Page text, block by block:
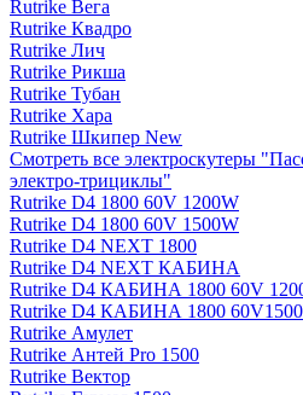
Rutrike Вега
Rutrike Квадро
Rutrike Лич
Rutrike Рикша
Rutrike Тубан
Rutrike Хара
Rutrike Шкипер New
Смотреть все электро­скутеры
электро‑трициклы"
Rutrike D4 1800 60V 1200W
Rutrike D4 1800 60V 1500W
Rutrike D4 NEXT 1800
Rutrike D4 NEXT КАБИНА
Rutrike D4 КАБИНА 1800 60V
Rutrike D4 КАБИНА 1800
Rutrike Амулет
Rutrike Антей Pro 1500
Rutrike Вектор